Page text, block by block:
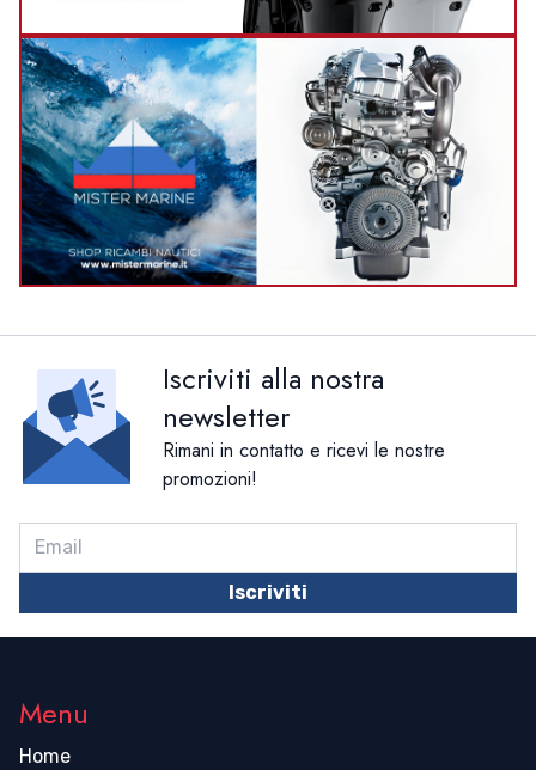
Iscriviti alla nostra
newsletter
Rimani in contatto e ricevi le nostre
promozioni!
Iscriviti
Menu
Home